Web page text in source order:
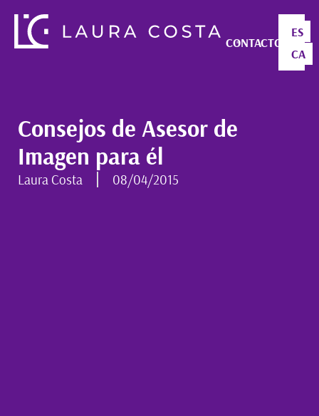
CONTACTO
ES
CA
Consejos de Asesor de
Imagen para él
Laura Costa 08/04/2015